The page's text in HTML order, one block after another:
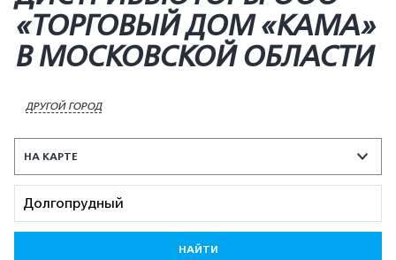
«ТОРГОВЫЙ ДОМ «КАМА»
В МОСКОВСКОЙ ОБЛАСТИ
ДРУГОЙ ГОРОД
НА КАРТЕ
НАЙТИ